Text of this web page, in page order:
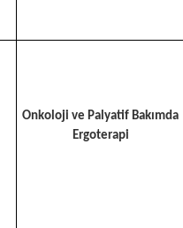
Onkoloji ve Palyatif Bakımda
Ergoterapi